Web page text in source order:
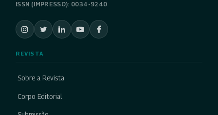
ISSN (IMPRESSO): 0034-9240
REVISTA
Sobre a Revista
Corpo Editorial